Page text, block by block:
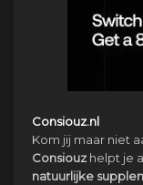
Consiouz.nl
Kom jij maar niet
Consiouz helpt je
natuurlijke